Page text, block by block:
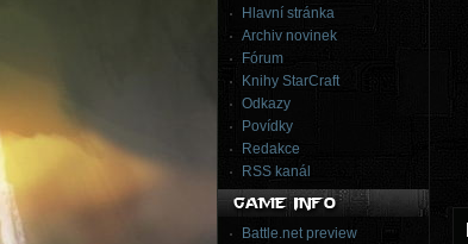
Hlavní stránka
Archiv novinek
Fórum
Knihy StarCraft
Odkazy
Povídky
Redakce
RSS kanál
Battle.net preview